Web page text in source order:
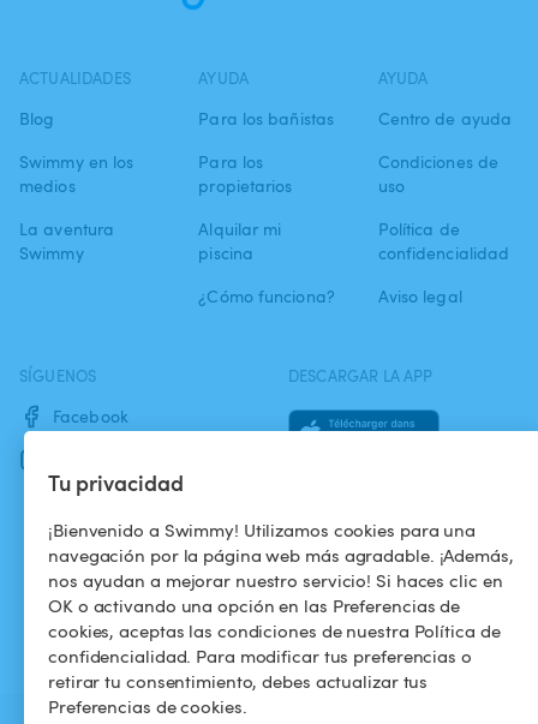
Tu privacidad
¡Bienvenido a Swimmy! Utilizamos cookies para una
navegación por la página web más agradable. ¡Además,
nos ayudan a mejorar nuestro servicio! Si haces clic en
OK o activando una opción en las Preferencias de
cookies, aceptas las condiciones de nuestra Política de
confidencialidad. Para modificar tus preferencias o
retirar tu consentimiento, debes actualizar tus
Preferencias de cookies.
ACTUALIDADES
Blog
Swimmy en los
medios
La aventura
Swimmy
AYUDA
Para los bañistas
Para los
propietarios
Alquilar mi
piscina
¿Cómo funciona?
AYUDA
Centro de ayuda
Condiciones de
uso
Política de
confidencialidad
Aviso legal
SÍGUENOS
Facebook
DESCARGAR LA APP